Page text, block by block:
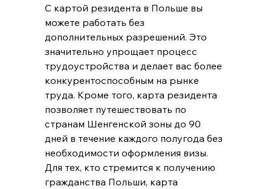
С картой резидента в Польше вы
можете работать без
дополнительных разрешений. Это
значительно упрощает процесс
трудоустройства и делает вас более
конкурентоспособным на рынке
труда. Кроме того, карта резидента
позволяет путешествовать по
странам Шенгенской зоны до 90
дней в течение каждого полугода без
необходимости оформления визы.
Для тех, кто стремится к получению
гражданства Польши, карта